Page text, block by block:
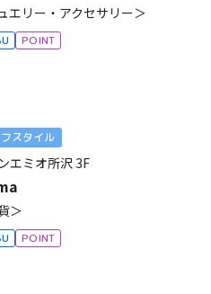
エリー・アクセサリー＞
POINT
スタイル
エミオ所沢 3F
＞
POINT